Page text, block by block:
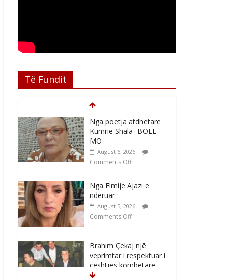
Të Fundit
Nga poetja atdhetare
Kumrie Shala -BOLL
MO
August 6, 2026
Comments Off
Nga Elmije Ajazi e
nderuar
August 5, 2026
Comments Off
Brahim Çekaj njē
veprimtar i respektuar i
çeshtjës kombëtare